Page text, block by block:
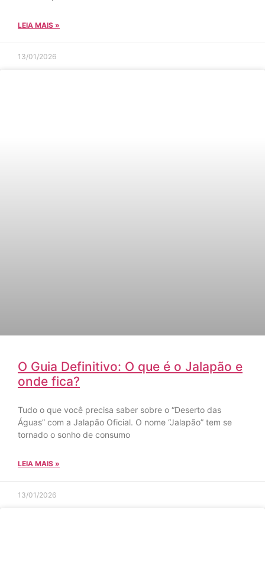
LEIA MAIS »
13/01/2026
O Guia Definitivo: O que é o Jalapão e
onde fica?
Tudo o que você precisa saber sobre o “Deserto das
Águas” com a Jalapão Oficial. O nome “Jalapão” tem se
tornado o sonho de consumo
LEIA MAIS »
13/01/2026